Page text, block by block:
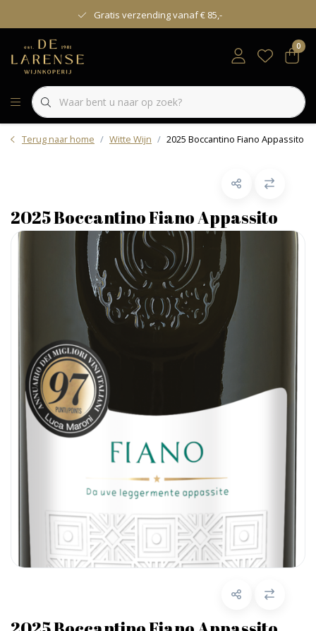
Gratis verzending vanaf € 85,-
0
Terug naar home Witte Wijn 2025 Boccantino Fiano Appassito
2025 Boccantino Fiano Appassito